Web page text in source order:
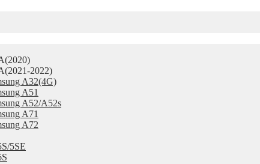
2022)
A32(4G)
A51
A52/A52s
A71
A72
5SE